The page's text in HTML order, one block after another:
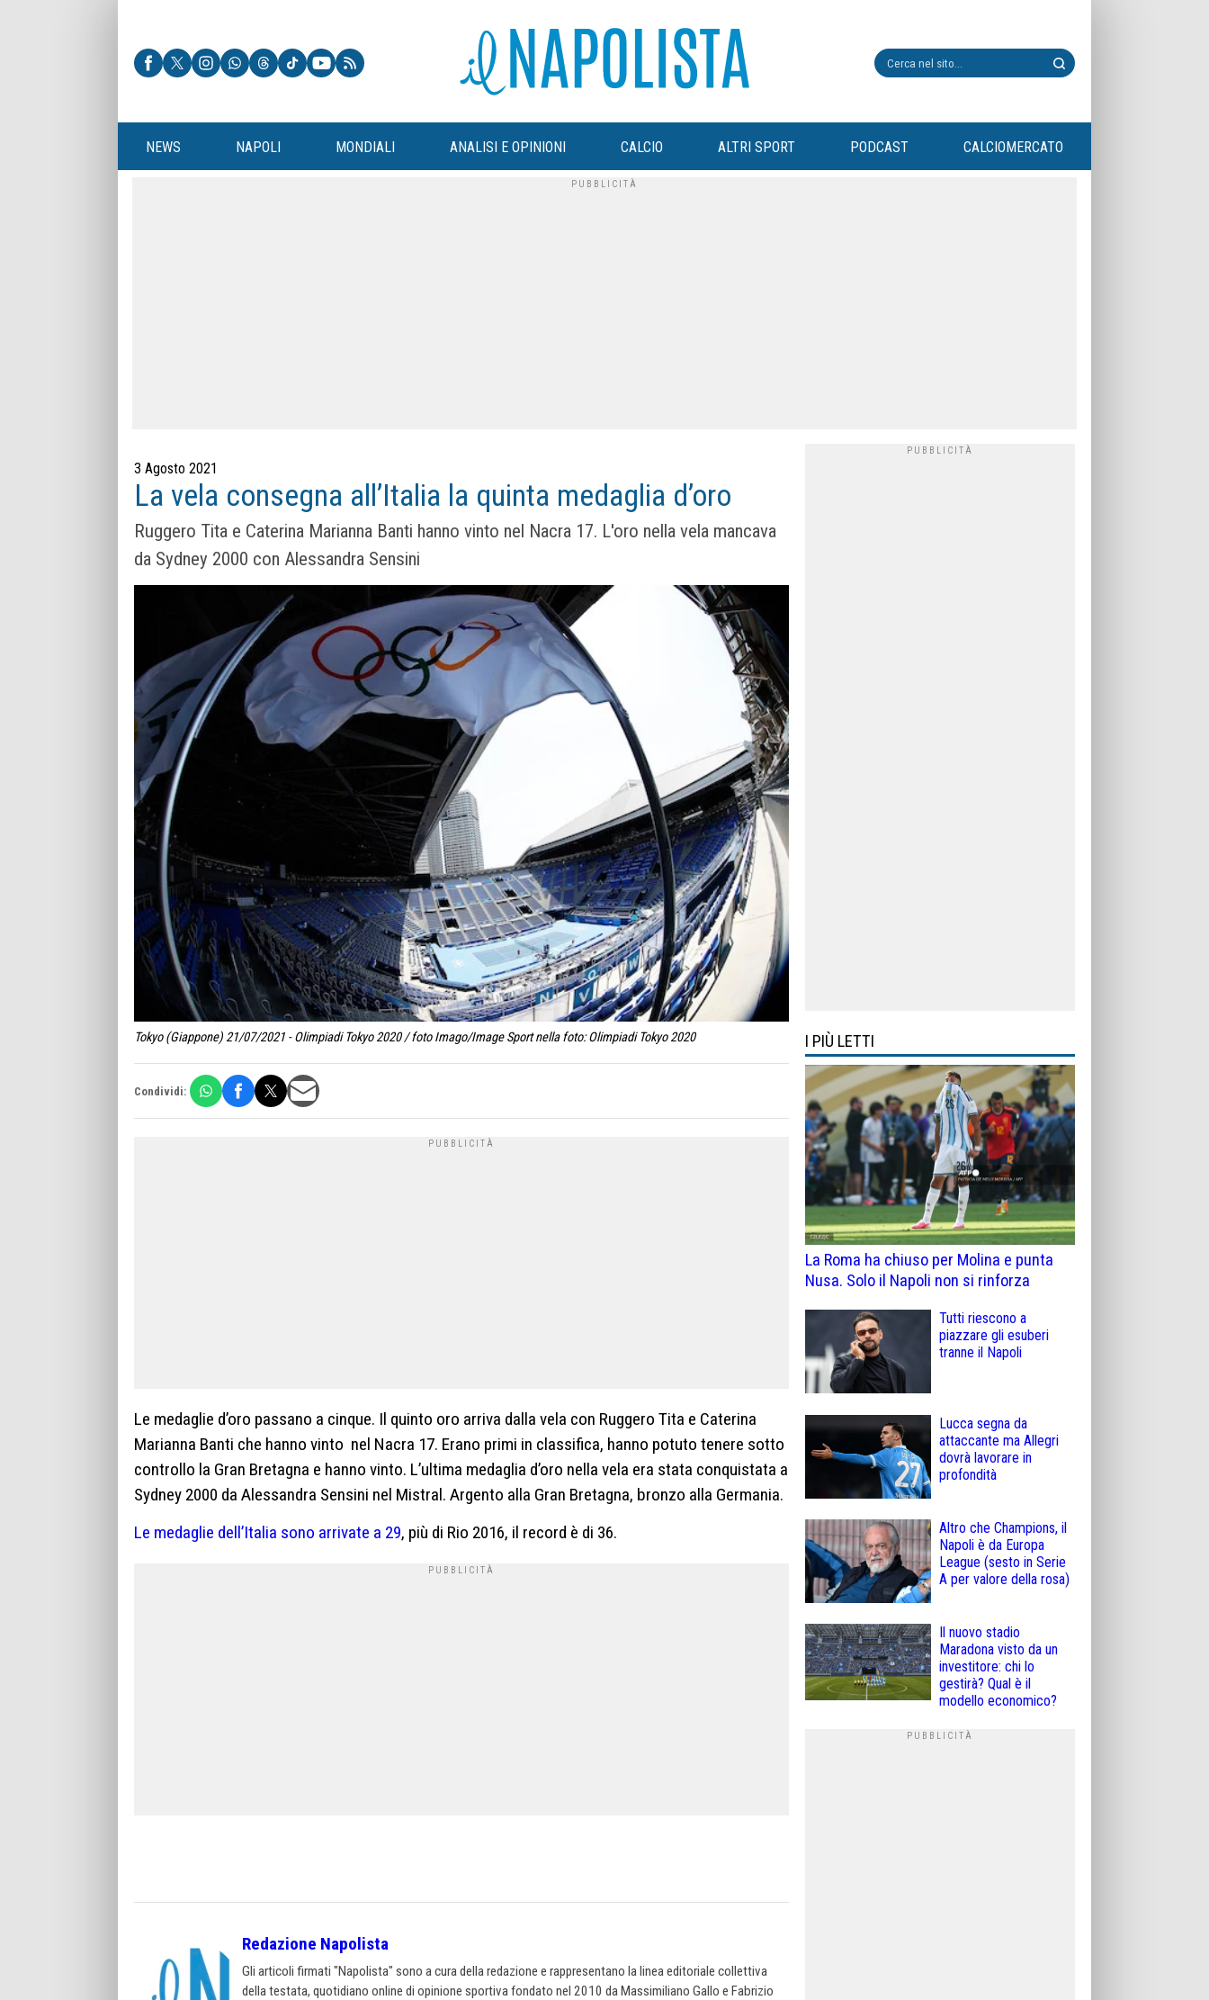
NEWS NAPOLI MONDIALI ANALISI E OPINIONI CALCIO ALTRI SPORT PODCAST CALCIOMERCATO
3 Agosto 2021
La vela consegna all’Italia la quinta medaglia d’oro
Ruggero Tita e Caterina Marianna Banti hanno vinto nel Nacra 17. L'oro nella vela mancava
da Sydney 2000 con Alessandra Sensini
Tokyo (Giappone) 21/07/2021 - Olimpiadi Tokyo 2020 / foto Imago/Image Sport nella foto: Olimpiadi Tokyo 2020
Condividi:
Le medaglie d’oro passano a cinque. Il quinto oro arriva dalla vela con Ruggero Tita e Caterina
Marianna Banti che hanno vinto nel Nacra 17. Erano primi in classifica, hanno potuto tenere sotto
controllo la Gran Bretagna e hanno vinto. L’ultima medaglia d’oro nella vela era stata conquistata a
Sydney 2000 da Alessandra Sensini nel Mistral. Argento alla Gran Bretagna, bronzo alla Germania.
Le medaglie dell’Italia sono arrivate a 29, più di Rio 2016, il record è di 36.
Redazione Napolista
Gli articoli firmati "Napolista" sono a cura della redazione e rappresentano la linea editoriale collettiva
della testata, quotidiano online di opinione sportiva fondato nel 2010 da Massimiliano Gallo e Fabrizio
I PIÙ LETTI
La Roma ha chiuso per Molina e punta
Nusa. Solo il Napoli non si rinforza
Tutti riescono a
piazzare gli esuberi
tranne il Napoli
Lucca segna da
attaccante ma Allegri
dovrà lavorare in
profondità
Altro che Champions, il
Napoli è da Europa
League (sesto in Serie
A per valore della rosa)
Il nuovo stadio
Maradona visto da un
investitore: chi lo
gestirà? Qual è il
modello economico?